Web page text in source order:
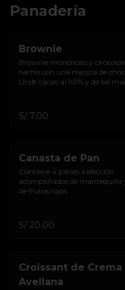
Panadería
Brownie
Brownie monchoso y
hecho con una mezcla de
Lindt cacao al 90% y de sal
S/ 7.00
Canasta de Pan
Contiene 4 panes a elección
acompañados de mantequilla
de frutos rojos.
S/ 20.00
Croissant de Crema
Avellana